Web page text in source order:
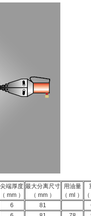
尖端厚度
（ mm ）
最大分离尺寸
（ mm ）
用油量
（ ml ）
6 81